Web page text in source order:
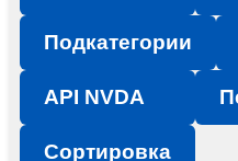
Подкатегории
API NVDA
Сортировка